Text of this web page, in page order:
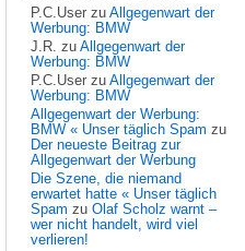
P.C.User zu Allgegenwart der
Werbung: BMW
J.R. zu Allgegenwart der
Werbung: BMW
P.C.User zu Allgegenwart der
Werbung: BMW
Allgegenwart der Werbung:
BMW « Unser täglich Spam zu
Der neueste Beitrag zur
Allgegenwart der Werbung
Die Szene, die niemand
erwartet hatte « Unser täglich
Spam zu Olaf Scholz warnt –
wer nicht handelt, wird viel
verlieren!